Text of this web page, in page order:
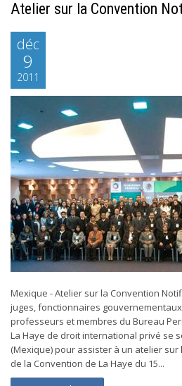
Atelier sur la Convention
déc
9
2011
Mexique - Atelier sur la Convention
juges, fonctionnaires
professeurs et membres du Bureau
La Haye de droit international privé se
(Mexique) pour assister à un atelier
de la Convention de La Haye du 15...